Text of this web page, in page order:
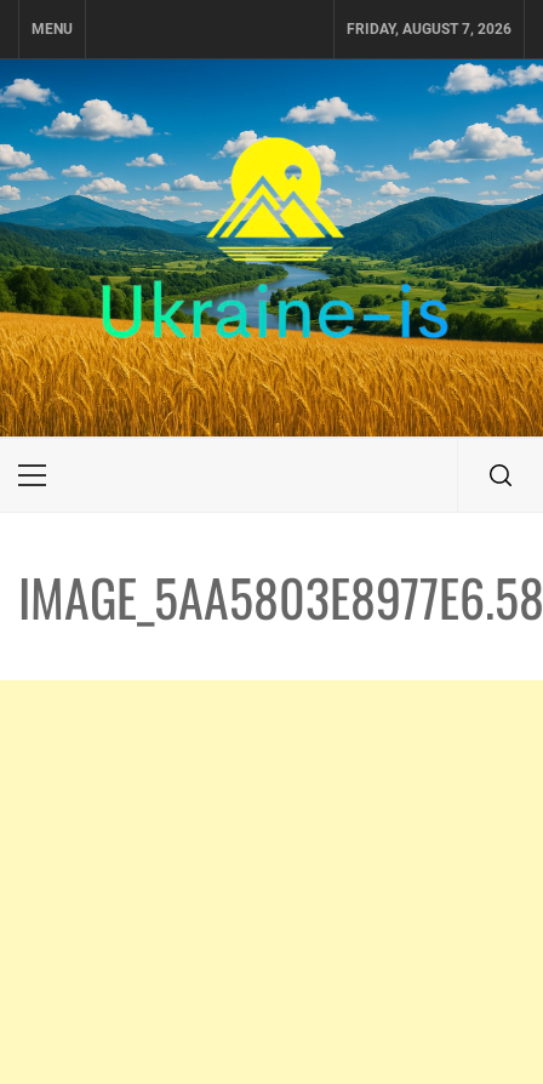
MENU FRIDAY, AUGUST 7, 2026
UKRAINE-IS
ПОДОРОЖI ПО УКРАЇНІ
Primary